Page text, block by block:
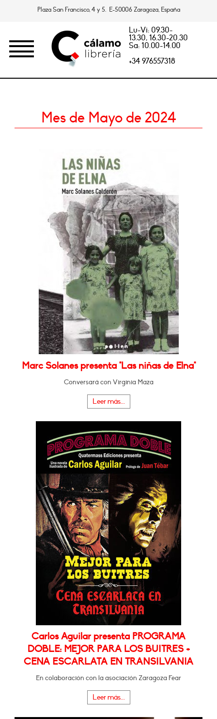
Plaza San Francisco, 4 y 5. E-50006 Zaragoza, España
Lu-Vi: 09.30-
13.30, 16.30-20.30
Sa: 10.00-14.00
+34 976557318
Mes de Mayo de 2024
Marc Solanes presenta "Las niñas de Elna"
Conversará con Virginia Maza
Leer más...
Carlos Aguilar presenta PROGRAMA
DOBLE: MEJOR PARA LOS BUITRES +
CENA ESCARLATA EN TRANSILVANIA
En colaboración con la asociación Zaragoza Fear
Leer más...